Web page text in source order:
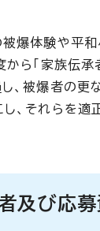
爆体験や平
から「家族伝
、被爆者の更
、それらを
及び応募